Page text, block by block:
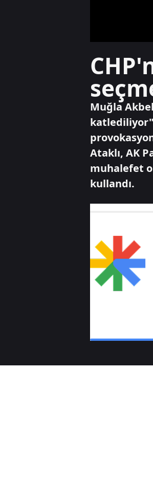
Muğla
katlediliyor"
Ataklı, AK
muhalefet
kullandı.